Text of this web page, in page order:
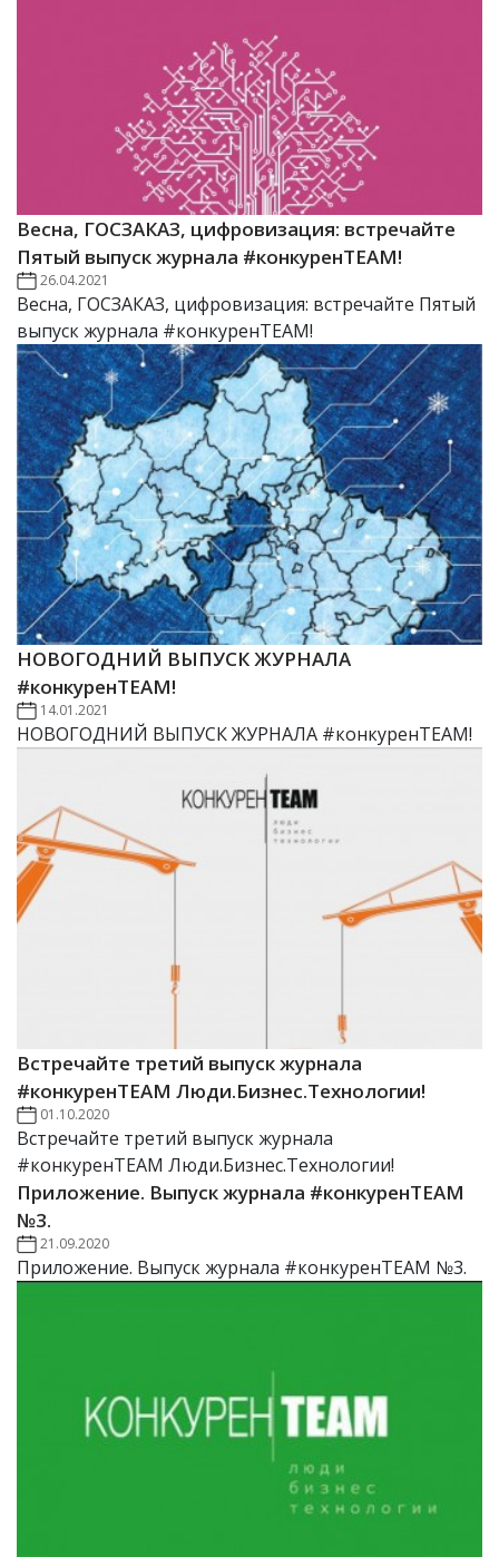
Весна, ГОСЗАКАЗ, цифровизация: встречайте
Пятый выпуск журнала #конкуренTEAM!
26.04.2021
Весна, ГОСЗАКАЗ, цифровизация: встречайте Пятый
выпуск журнала #конкуренTEAM!
НОВОГОДНИЙ ВЫПУСК ЖУРНАЛА
#конкуренTEAM!
14.01.2021
НОВОГОДНИЙ ВЫПУСК ЖУРНАЛА #конкуренTEAM!
Встречайте третий выпуск журнала
#конкуренTEAM Люди.Бизнес.Технологии!
01.10.2020
Встречайте третий выпуск журнала
#конкуренTEAM Люди.Бизнес.Технологии!
Приложение. Выпуск журнала #конкуренTEAM
№3.
21.09.2020
Приложение. Выпуск журнала #конкуренTEAM №3.